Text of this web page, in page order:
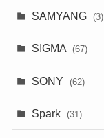
SAMYANG (3)
SIGMA (67)
SONY (62)
Spark (31)